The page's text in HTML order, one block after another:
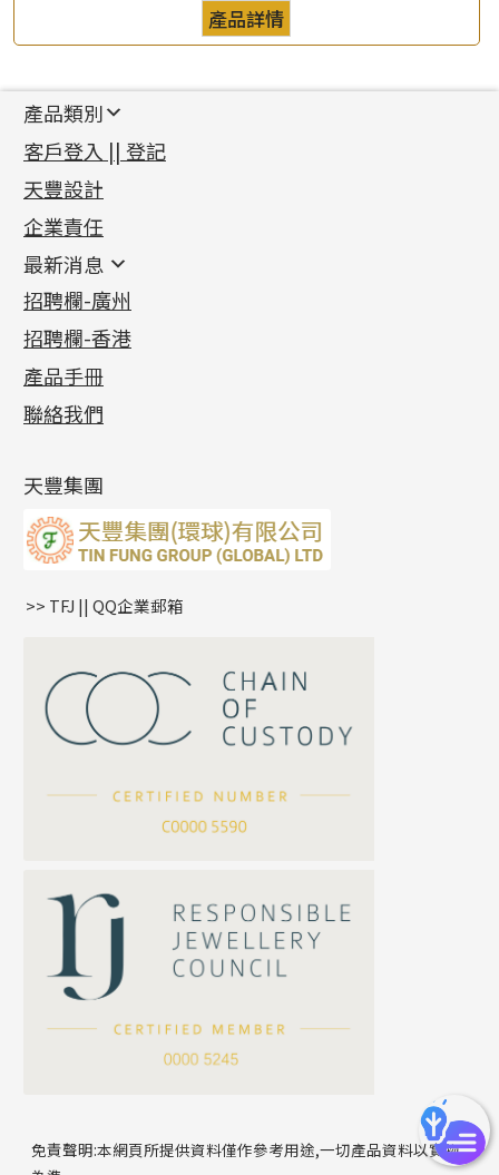
產品詳情
公司名稱
聯絡電話
產品類別
新產品
足金系列
足金配件
機織鏈系列
珠仔鏈
镶口链
管狀網鏈
十字車花鏈系列
十字閃O鏈系列
十字錘打鏈系列
側身車花鏈系列
側身鏈系列
雙十字鏈系列
水波鏈系列
蛇骨鏈系列
鏈尾系列
嘴唇鏈系列
S車花鏈系列
珍珠鏈系列
坦克鏈系列
滿天星鏈系列
方假繩鏈系列
首飾配件
耳環類配件
卷迫系列
螺絲迫系列
梅花迫系列
平臺迫系列
綫拍系列
美拍系列
耳環扣系列
耳綫/耳鈎系列
耳環爪頭
耳環
鏈類配件
動感車花吊墜
調節珠系列
生圈扣系列
龍蝦扣系列
鴨俐制系列
字母吊墜
相盒吊墜
項鏈吊墜
生肖吊墜
星座吊墜
珠扣
其他類配件
珠盤系列
袖口鈕系列
焊片及鐳射綫
空心車花管
珠類配件
無孔光身珠
空心光身珠
無孔批花珠
鑲口類
四爪頭系列
六爪頭系列
車花片
動感車花片
鑲口戒指
鑲口手鏈系列
首飾系列
手镯系列
戒指系列
空心耳環
空心车花管首饰链
空心手鐲系列
貴金屬原料
千足金
記憶金屬系列
記憶戒指
拉簧珠珠手鏈
記憶鈦手鐲
客戶登入 || 登記
天豐設計
企業責任
最新消息
最新消息
各項證書(2)
相片集(9)
展覽會資訊
最新產品資訊
招聘欄-廣州
招聘欄-香港
產品手冊
聯絡我們
天豐集團
>> TFJ || QQ企業郵箱
免責聲明:本網頁所提供資料僅作參考用途,一切產品資料以實物